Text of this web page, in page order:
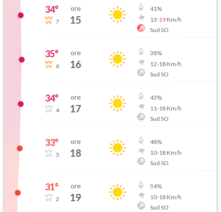
34°
7
ore
15
41%
13-19Km/h
Sud SO
35°
6
ore
16
38%
12-18Km/h
Sud SO
34°
4
ore
17
43%
11-18Km/h
Sud SO
33°
3
ore
18
48%
10-18Km/h
Sud SO
31°
2
ore
19
54%
10-18Km/h
Sud SO